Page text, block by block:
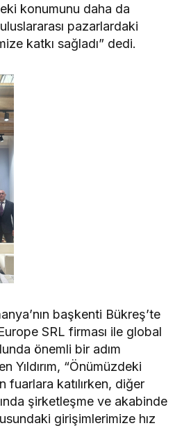
konumunu daha da
pazarlardaki
katkı sağladı” dedi.
başkenti Bükreş’te
SRL firması ile global
önemli bir adım
Yıldırım, “Önümüzdeki
fuarlara katılırken, diğer
şirketleşme ve akabinde
girişimlerimize hız